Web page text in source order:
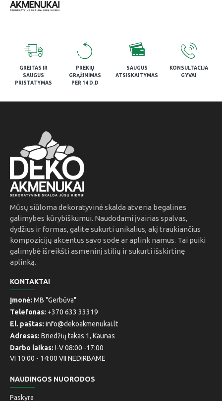
GREITAS IR
SAUGUS
PRISTATYMAS
PREKIŲ
GRĄŽINIMAS
PER 14 D.D
SAUGUS
ATSISKAITYMAS
KONSULTACIJA
GYVAI
Mūsų siūloma dekoratyvinė skalda atveria begalines
galimybes kūrybiškumui. Naudodami įvairias spalvas,
dydžius ir formas, galite sukurti unikalius, akį traukiančius
kompozicijų akcentus savo sode ar aplink namus. Tai puiki
galimybė išreikšti asmeninį stilių ir sukurti išskirtinę
aplinką.
KONTAKTAI
Įmonė: MB "Gerbūva"
Telefonas: +370 633 33319
El. paštas: info@dekoakmenukai.lt
Adresas: Briedžių takas 1, Kaunas
Darbo laikas: I-V 08:00 -17:00
VI 10:00 - 14:00 VII NEDIRBAME
NAUDINGOS NUORODOS
Paskyra